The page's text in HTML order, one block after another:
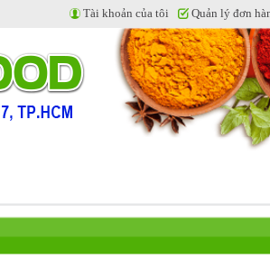
Tài khoản của tôi Quản lý đơn